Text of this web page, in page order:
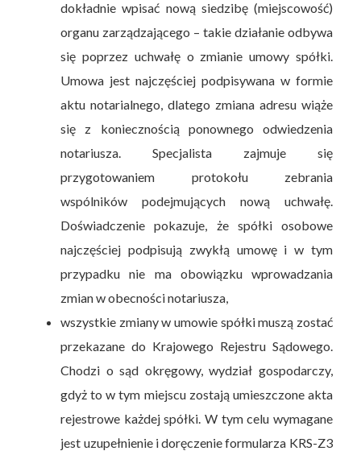
dokładnie wpisać nową siedzibę (miejscowość)
organu zarządzającego – takie działanie odbywa
się poprzez uchwałę o zmianie umowy spółki.
Umowa jest najczęściej podpisywana w formie
aktu notarialnego, dlatego zmiana adresu wiąże
się z koniecznością ponownego odwiedzenia
notariusza. Specjalista zajmuje się
przygotowaniem protokołu zebrania
wspólników podejmujących nową uchwałę.
Doświadczenie pokazuje, że spółki osobowe
najczęściej podpisują zwykłą umowę i w tym
przypadku nie ma obowiązku wprowadzania
zmian w obecności notariusza,
wszystkie zmiany w umowie spółki muszą zostać
przekazane do Krajowego Rejestru Sądowego.
Chodzi o sąd okręgowy, wydział gospodarczy,
gdyż to w tym miejscu zostają umieszczone akta
rejestrowe każdej spółki. W tym celu wymagane
jest uzupełnienie i doręczenie formularza KRS-Z3